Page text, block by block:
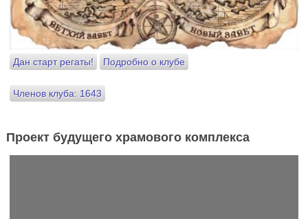
Дан старт регаты! Подробно о клубе
Членов клуба: 1643
Проект будущего храмового комплекса